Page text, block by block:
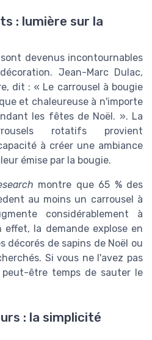
: lumière sur la
devenus incontournables
Jean-Marc Dulac,
dit : « Le carrousel à bougie
et chaleureuse à n'importe
les fêtes de Noël. ». La
rotatifs provient
à créer une ambiance
émise par la bougie.
montre que 65 % des
au moins un carrousel à
considérablement à
effet, la demande explose en
décorés de sapins de Noël ou
Si vous ne l'avez pas
être temps de sauter le
: la simplicité